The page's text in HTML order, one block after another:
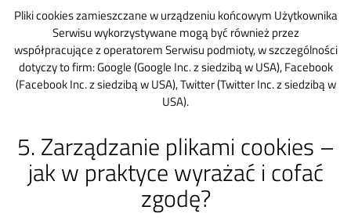
Pliki cookies zamieszczane w urządzeniu końcowym Użytkownika
Serwisu wykorzystywane mogą być również przez
współpracujące z operatorem Serwisu podmioty, w szczególności
dotyczy to firm: Google (Google Inc. z siedzibą w USA), Facebook
(Facebook Inc. z siedzibą w USA), Twitter (Twitter Inc. z siedzibą w
USA).
5. Zarządzanie plikami cookies –
jak w praktyce wyrażać i cofać
zgodę?